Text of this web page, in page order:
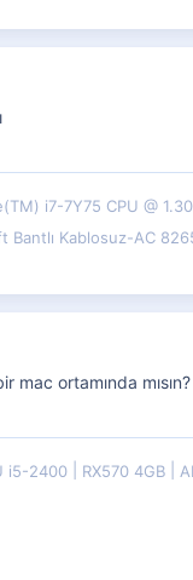
i7-7Y75 CPU @
Bantlı Kablosuz-AC
mac ortamında mısın?
i5-2400 RX570 4GB